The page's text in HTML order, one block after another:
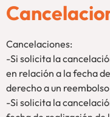
Cancelaciones:
-Si solicita la
en relación a la fecha
derecho a un
-Si solicita la